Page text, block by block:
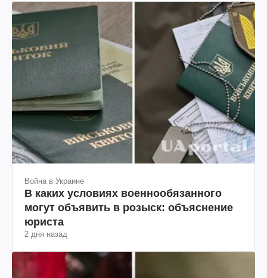
Война в Украине
В каких условиях военнообязанного
могут объявить в розыск: объяснение
юриста
2 дня назад